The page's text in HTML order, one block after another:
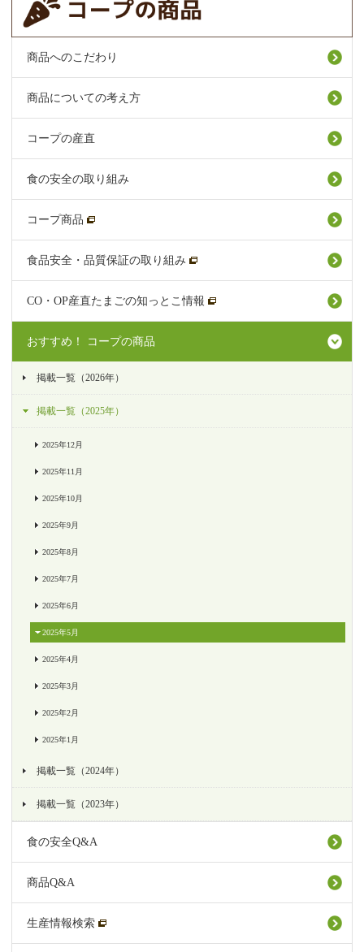
商品へのこだわり
商品についての考え方
コープの産直
食の安全の取り組み
コープ商品
食品安全・品質保証の取り組み
CO・OP産直たまごの知っとこ情報
おすすめ！ コープの商品
掲載一覧（2026年）
掲載一覧（2025年）
2025年12月
2025年11月
2025年10月
2025年9月
2025年8月
2025年7月
2025年6月
2025年5月
2025年4月
2025年3月
2025年2月
2025年1月
掲載一覧（2024年）
掲載一覧（2023年）
食の安全Q&A
商品Q&A
生産情報検索